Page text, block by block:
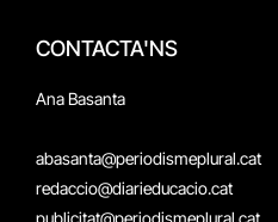
CONTACTA'NS
Ana Basanta
abasanta@periodismeplural.cat
redaccio@diarieducacio.cat
publicitat@periodismeplural.cat